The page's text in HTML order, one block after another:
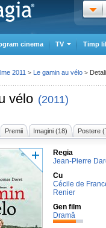
cinema TV Timp
vélo (2011)
Premii Imagini (18) Postere
Regia
Jean-Pierre
Cu
Cécile de
Renier
Gen film
Dramă
2011 > Le gamin au vélo >